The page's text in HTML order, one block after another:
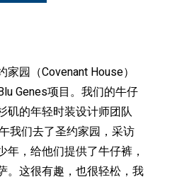
园（Covenant House）
Genes项目。我们的牛仔
矶的年轻时装设计师团队
我们去了圣约家园，采访
年，给他们提供了牛仔裤，
。这很有趣，也很轻松，我